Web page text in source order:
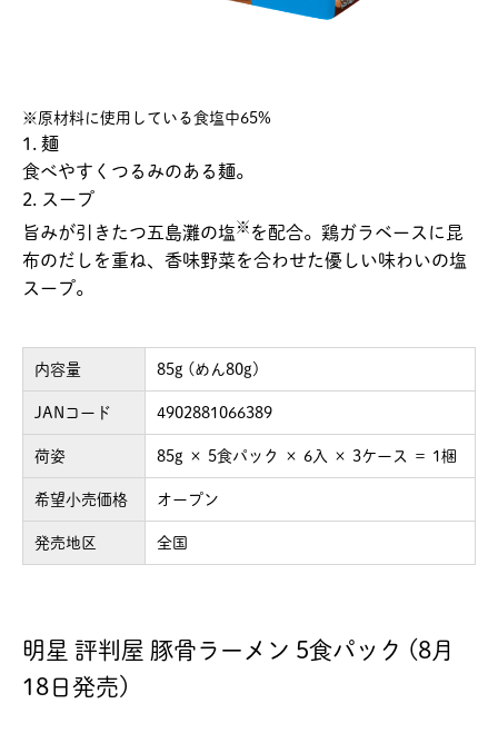
※原材料に使用している食塩中65%
1. 麺
食べやすくつるみのある麺。
2. スープ
旨みが引きたつ五島灘の塩※ を配合。鶏ガラベースに昆
布のだしを重ね、香味野菜を合わせた優しい味わいの塩
スープ。
内容量 85g (めん80g)
JANコード 4902881066389
荷姿 85g × 5食パック × 6入 × 3ケース ＝ 1梱
希望小売価格 オープン
発売地区 全国
明星 評判屋 豚骨ラーメン 5食パック (8月
18日発売)